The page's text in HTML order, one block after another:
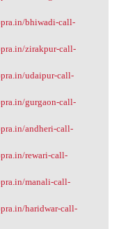
bhiwadi-call-
zirakpur-call-
udaipur-call-
gurgaon-call-
andheri-call-
rewari-call-
manali-call-
haridwar-call-